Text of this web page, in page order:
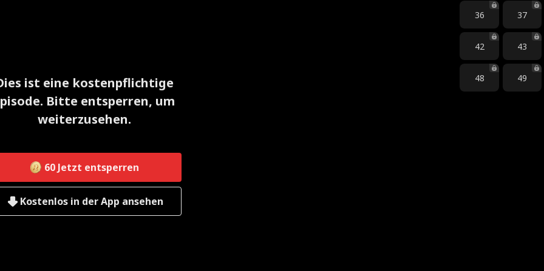
ist eine kostenpflichtige
Bitte entsperren, um
weiterzusehen.
60 Jetzt entsperren
Kostenlos in der App ansehen
36 37
42 43
48 49